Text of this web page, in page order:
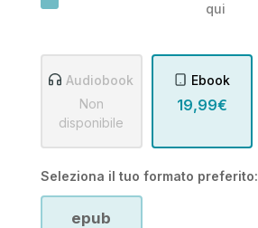
qui
Audiobook
Non
disponibile
Ebook
19,99€
Seleziona il tuo formato preferito:
epub